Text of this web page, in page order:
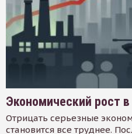
Экономический рост
Отрицать серьезные
становится все труднее.